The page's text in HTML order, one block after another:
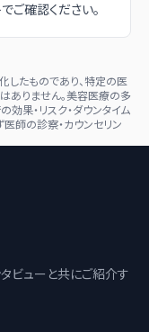
ご確認ください。
たものであり、特定の医
ありません。美容医療の多
果・リスク・ダウンタイム
師の診察・カウンセリン
ビューと共にご紹介す